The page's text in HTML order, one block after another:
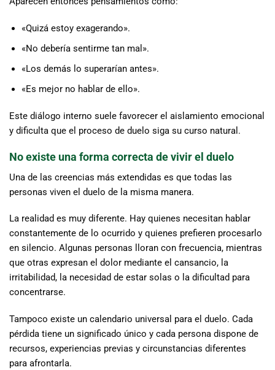
«Quizá estoy exagerando».
«No debería sentirme tan mal».
«Los demás lo superarían antes».
«Es mejor no hablar de ello».
Este diálogo interno suele favorecer el aislamiento emocional
y dificulta que el proceso de duelo siga su curso natural.
No existe una forma correcta de vivir el duelo
Una de las creencias más extendidas es que todas las
personas viven el duelo de la misma manera.
La realidad es muy diferente. Hay quienes necesitan hablar
constantemente de lo ocurrido y quienes prefieren procesarlo
en silencio. Algunas personas lloran con frecuencia, mientras
que otras expresan el dolor mediante el cansancio, la
irritabilidad, la necesidad de estar solas o la dificultad para
concentrarse.
Tampoco existe un calendario universal para el duelo. Cada
pérdida tiene un significado único y cada persona dispone de
recursos, experiencias previas y circunstancias diferentes
para afrontarla.